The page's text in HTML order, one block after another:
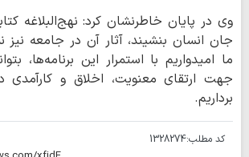
وی در پایان خاطرنشان کرد: نهج‌البلاغه
جان انسان بنشیند، آثار آن در جامعه
ما امیدواریم با استمرار این برنامه‌ها،
جهت ارتقای معنویت، اخلاق و کارآمدی
برداریم.
کد مطلب:1328274